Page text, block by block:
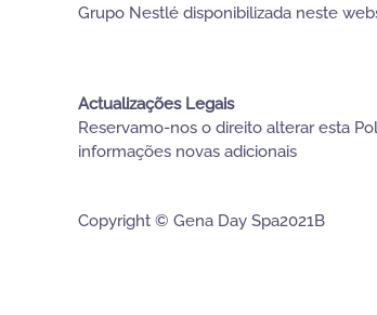
Grupo Nestlé disponibilizada neste
Actualizações Legais
Reservamo-nos o direito alterar esta
informações novas adicionais
Copyright © Gena Day Spa2021B